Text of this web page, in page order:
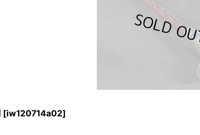
[iw120714a02]